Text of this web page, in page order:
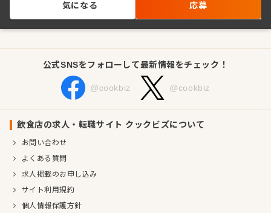
気になる 応募
公式SNSをフォローして最新情報をチェック！
@cookbiz @cookbiz
飲食店の求人・転職サイト クックビズについて
お問い合わせ
よくある質問
求人掲載のお申し込み
サイト利用規約
個人情報保護方針